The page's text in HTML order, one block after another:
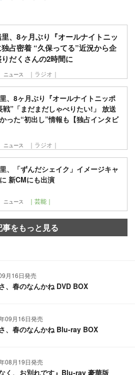
、8ヶ月ぶり『オールナイトニッ
占密着 “久保ってる”近況から企
だくさんの2時間に
ニュース ｜ラジオ｜
、8ヶ月ぶり『オールナイトニッポ
戦”「まだまだしゃべりたい!」 放送
った“初出し”情報も【独占インタビ
ニュース ｜ラジオ｜
、「ずんだシェイク」イメージキャ
新CMにも出演
ニュース ｜芸能｜
事をもっと見る
月16日発売
、春のなんかね DVD BOX
09月16日発売
、春のなんかね Blu-ray BOX
08月19日発売
く、お別れです』Blu-ray 豪華版